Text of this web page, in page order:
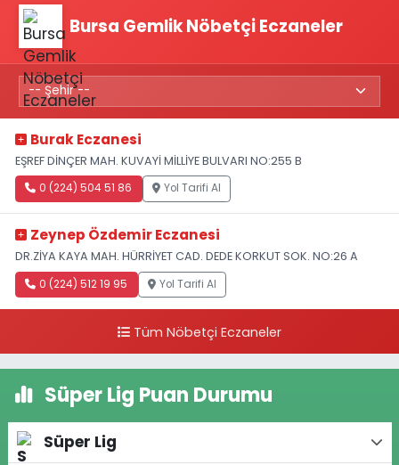
Bursa Gemlik Nöbetçi Eczaneler
Burak Eczanesi
EŞREF DİNÇER MAH. KUVAYİ MİLLİYE BULVARI NO:255 B
0 (224) 504 51 86 Yol Tarifi Al
Zeynep Özdemir Eczanesi
DR.ZİYA KAYA MAH. HÜRRİYET CAD. DEDE KORKUT SOK. NO:26 A
0 (224) 512 19 95 Yol Tarifi Al
Tüm Nöbetçi Eczaneler
Süper Lig Puan Durumu
Süper Lig